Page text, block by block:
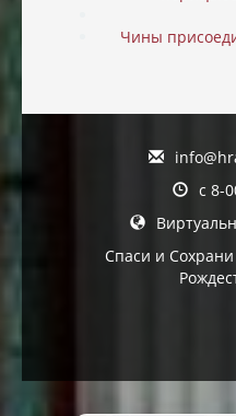
Чины
с 8-
Спаси и